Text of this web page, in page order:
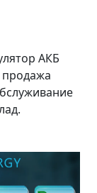
АКБ
продажа